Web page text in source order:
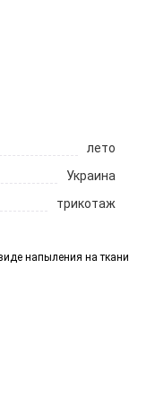
лето
Украина
трикотаж
напыления на ткани